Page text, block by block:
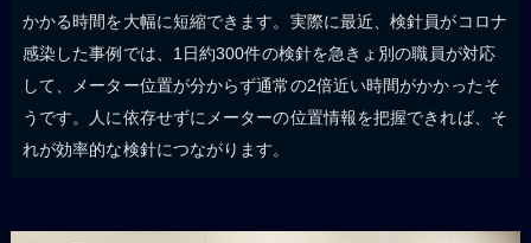
かかる時間を大幅に短縮できます。実際に最近、検針員がコロナ
感染した事例では、1日約300件の検針を急きょ別の職員が対応
して、メーター位置が分からず通常の2倍近い時間がかかったそ
うです。人に依存せずにメーターの位置情報を把握できれば、そ
れが効率的な検針につながります。